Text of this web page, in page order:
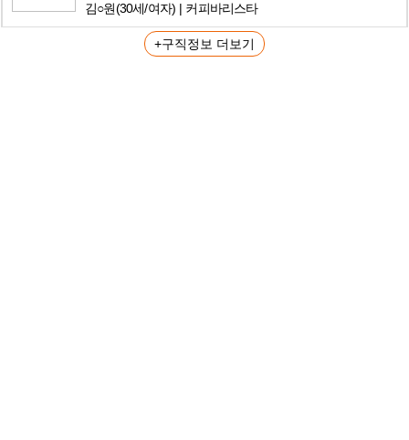
김○원(30세/여자) 커피바리스타
+구직정보 더보기